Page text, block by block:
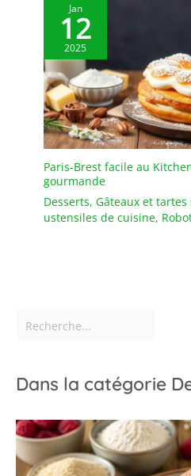
Jan
12
2025
Paris-Brest facile au
gourmande
Desserts, Gâteaux et tartes
ustensiles de cuisine,
Dans la catégorie